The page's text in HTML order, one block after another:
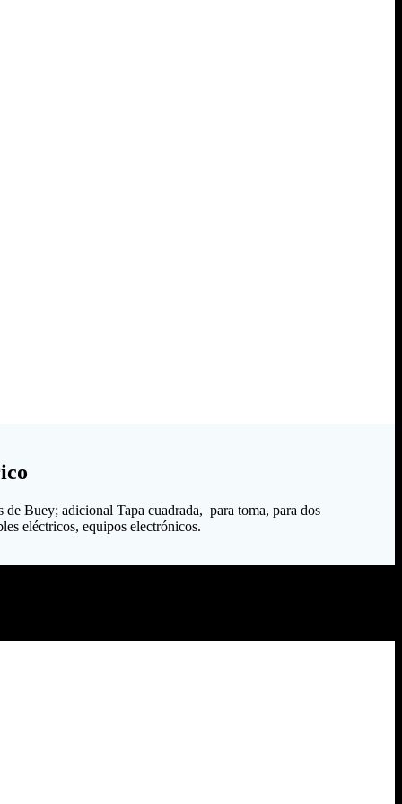
Buey; adicional Tapa cuadrada, para toma, para dos
eléctricos, equipos electrónicos.